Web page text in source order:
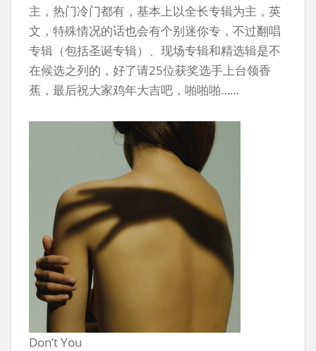
主，热门冷门都有，基本上以全长专辑为主，英
文，特殊情况的话也会有个别迷你专，不过翻唱
专辑（包括圣诞专辑）、现场专辑和精选辑是不
在候选之列的，好了请25位获奖选手上台领香
蕉，最后祝大家鸡年大吉吧，啪啪啪……
Don’t You